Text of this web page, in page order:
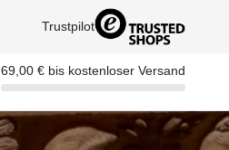
Trustpilot
Toggle minicart, Cart is empty
69,00 € bis kostenloser Versand